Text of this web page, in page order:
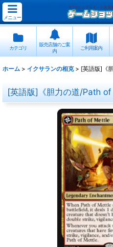
メニュー
カテゴリ
販売店舗のご案
内
ご利用案内
ホーム > イクサランの相克 > [英語版]《
[英語版]《胆力の道/Path